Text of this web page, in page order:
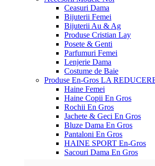
Ceasuri Dama
Bijuterii Femei
Bijuterii Au & Ag
Produse Cristian Lay
Posete & Genti
Parfumuri Femei
Lenjerie Dama
Costume de Baie
Produse En-Gros LA
Haine Femei
Haine Copii En Gros
Rochii En Gros
Jachete & Geci En Gros
Bluze Dama En Gros
Pantaloni En Gros
HAINE SPORT En-Gros
Sacouri Dama En Gros